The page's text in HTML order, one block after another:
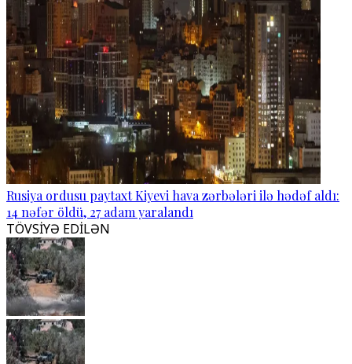
Rusiya ordusu paytaxt Kiyevi hava zərbələri ilə hədəf aldı:
14 nəfər öldü, 27 adam yaralandı
TÖVSİYƏ EDİLƏN